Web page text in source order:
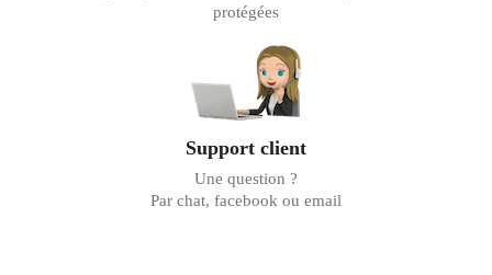
protégées
Support client
Une question ?
Par chat, facebook ou email